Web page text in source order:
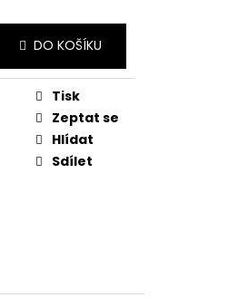
DO KOŠÍKU
Tisk
Zeptat se
Hlídat
Sdílet